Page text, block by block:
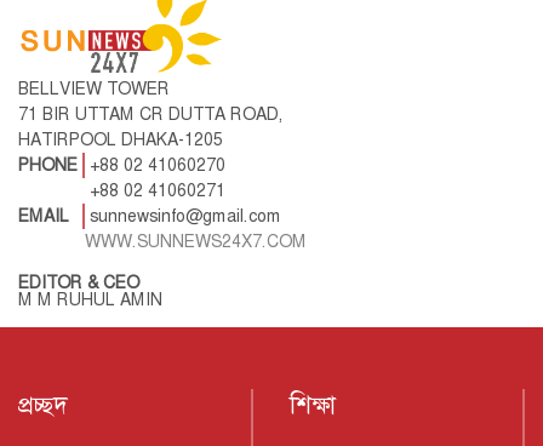
BELLVIEW TOWER
71 BIR UTTAM CR DUTTA ROAD,
HATIRPOOL DHAKA-1205
PHONE
+88 02 41060270
+88 02 41060271
EMAIL
sunnewsinfo@gmail.com
WWW.SUNNEWS24X7.COM
EDITOR & CEO
M M RUHUL AMIN
প্রচ্ছদ শিক্ষা